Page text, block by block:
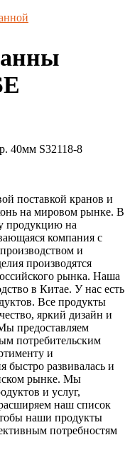
40мм S32118-8
поставкой кранов и
на мировом рынке. В
продукцию на
компания с
и
производятся
рынка. Наша
в Китае. У нас есть
Все продукты
яркий дизайн и
предоставляем
потребительским
и
быстро развивалась и
рынке. Мы
и услуг,
наш список
наши продукты
потребностям